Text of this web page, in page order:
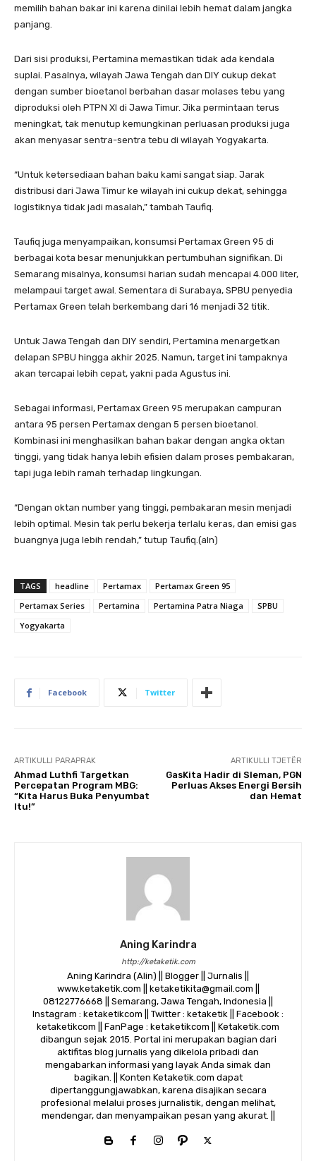
memilih bahan bakar ini karena dinilai lebih hemat dalam jangka
panjang.
Dari sisi produksi, Pertamina memastikan tidak ada kendala
suplai. Pasalnya, wilayah Jawa Tengah dan DIY cukup dekat
dengan sumber bioetanol berbahan dasar molases tebu yang
diproduksi oleh PTPN XI di Jawa Timur. Jika permintaan terus
meningkat, tak menutup kemungkinan perluasan produksi juga
akan menyasar sentra-sentra tebu di wilayah Yogyakarta.
“Untuk ketersediaan bahan baku kami sangat siap. Jarak
distribusi dari Jawa Timur ke wilayah ini cukup dekat, sehingga
logistiknya tidak jadi masalah,” tambah Taufiq.
Taufiq juga menyampaikan, konsumsi Pertamax Green 95 di
berbagai kota besar menunjukkan pertumbuhan signifikan. Di
Semarang misalnya, konsumsi harian sudah mencapai 4.000 liter,
melampaui target awal. Sementara di Surabaya, SPBU penyedia
Pertamax Green telah berkembang dari 16 menjadi 32 titik.
Untuk Jawa Tengah dan DIY sendiri, Pertamina menargetkan
delapan SPBU hingga akhir 2025. Namun, target ini tampaknya
akan tercapai lebih cepat, yakni pada Agustus ini.
Sebagai informasi, Pertamax Green 95 merupakan campuran
antara 95 persen Pertamax dengan 5 persen bioetanol.
Kombinasi ini menghasilkan bahan bakar dengan angka oktan
tinggi, yang tidak hanya lebih efisien dalam proses pembakaran,
tapi juga lebih ramah terhadap lingkungan.
“Dengan oktan number yang tinggi, pembakaran mesin menjadi
lebih optimal. Mesin tak perlu bekerja terlalu keras, dan emisi gas
buangnya juga lebih rendah,” tutup Taufiq.(aln)
TAGS headline Pertamax
Pertamax Green 95
Pertamax Series
Pertamina Pertamina Patra Niaga
SPBU
Yogyakarta
Facebook Twitter
ARTIKULLI PARAPRAK
Ahmad Luthfi Targetkan
Percepatan Program MBG:
“Kita Harus Buka Penyumbat
Itu!”
ARTIKULLI TJETËR
GasKita Hadir di Sleman, PGN
Perluas Akses Energi Bersih
dan Hemat
Aning Karindra
http://ketaketik.com
Aning Karindra (Alin) || Blogger || Jurnalis ||
www.ketaketik.com || ketaketikita@gmail.com ||
08122776668 || Semarang, Jawa Tengah, Indonesia ||
Instagram : ketaketikcom || Twitter : ketaketik || Facebook :
ketaketikcom || FanPage : ketaketikcom || Ketaketik.com
dibangun sejak 2015. Portal ini merupakan bagian dari
aktifitas blog jurnalis yang dikelola pribadi dan
mengabarkan informasi yang layak Anda simak dan
bagikan. || Konten Ketaketik.com dapat
dipertanggungjawabkan, karena disajikan secara
profesional melalui proses jurnalistik, dengan melihat,
mendengar, dan menyampaikan pesan yang akurat. ||